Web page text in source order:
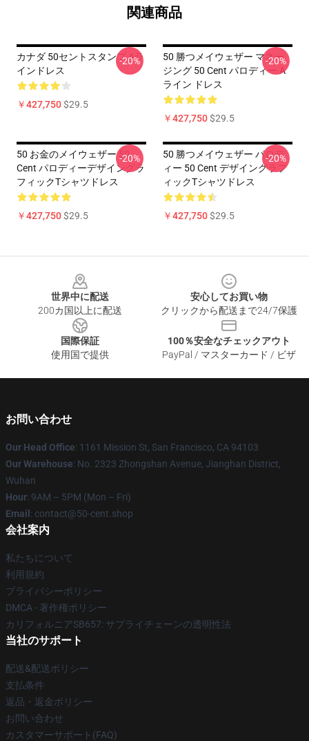
関連商品
カナダ 50セントスタンプ Aラ
インドレス
￥427,750$29.5
-20%
50 勝つメイウェザー マネー
ジング 50 Cent パロディー A
ライン ドレス
￥427,750$29.5
-20%
50 お金のメイウェザー 50
Cent パロディーデザイングラ
フィックTシャツドレス
￥427,750$29.5
-20%
50 勝つメイウェザー パロデ
ィー 50 Cent デザイングラフ
ィックTシャツドレス
￥427,750$29.5
-20%
世界中に配送
200カ国以上に配送
安心してお買い物
クリックから配送まで24/7保護
国際保証
使用国で提供
100％安全なチェックアウト
PayPal / マスターカード / ビザ
お問い合わせ
Our Head Office: 1161 Mission St, San Francisco, CA 94103
Our Warehouse: No. 2323 Zhongshan Avenue, Jianghan District,
Wuhan
Hour: 9AM – 5PM (Mon – Fri)
Email : contact@50-cent.shop
会社案内
私たちについて
利用規約
プライバシーポリシー
DMCA - 著作権ポリシー
カリフォルニアSB657: サプライチェーンの透明性法
当社のサポート
配送&配送ポリシー
支払条件
返品・返金ポリシー
お問い合わせ
カスタマーサポート(FAQ)